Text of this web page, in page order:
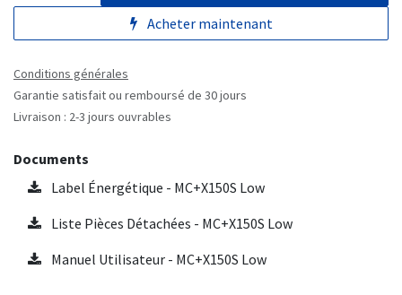
Acheter maintenant
Conditions générales
Garantie satisfait ou remboursé de 30 jours
Livraison : 2-3 jours ouvrables
Documents
Label Énergétique - MC+X150S Low
Liste Pièces Détachées - MC+X150S Low
Manuel Utilisateur - MC+X150S Low